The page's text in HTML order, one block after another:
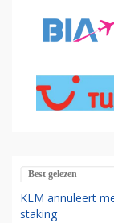
Best gelezen
KLM annuleert
staking